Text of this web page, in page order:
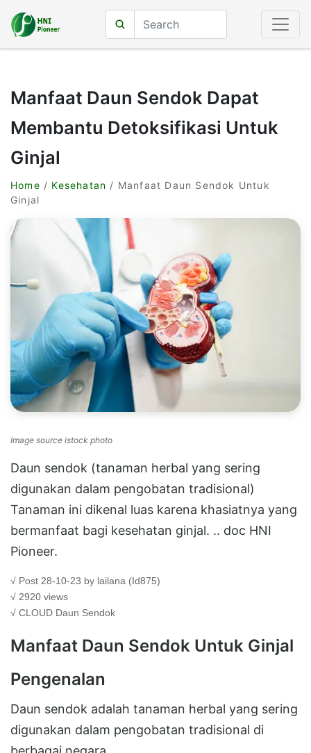
Manfaat Daun Sendok Dapat
Membantu Detoksifikasi Untuk
Ginjal
Home / Kesehatan / Manfaat Daun Sendok Untuk
Ginjal
Image source istock photo
Daun sendok (tanaman herbal yang sering
digunakan dalam pengobatan tradisional)
Tanaman ini dikenal luas karena khasiatnya yang
bermanfaat bagi kesehatan ginjal. .. doc HNI
Pioneer.
√ Post 28-10-23 by lailana (Id875)
√ 2920 views
√ CLOUD Daun Sendok
Manfaat Daun Sendok Untuk Ginjal
Pengenalan
Daun sendok adalah tanaman herbal yang sering
digunakan dalam pengobatan tradisional di